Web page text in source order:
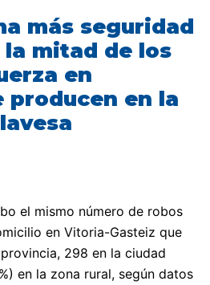
más seguridad
mitad de los
en
producen en la
el mismo número de robos
en Vitoria-Gasteiz que
298 en la ciudad
en la zona rural, según datos